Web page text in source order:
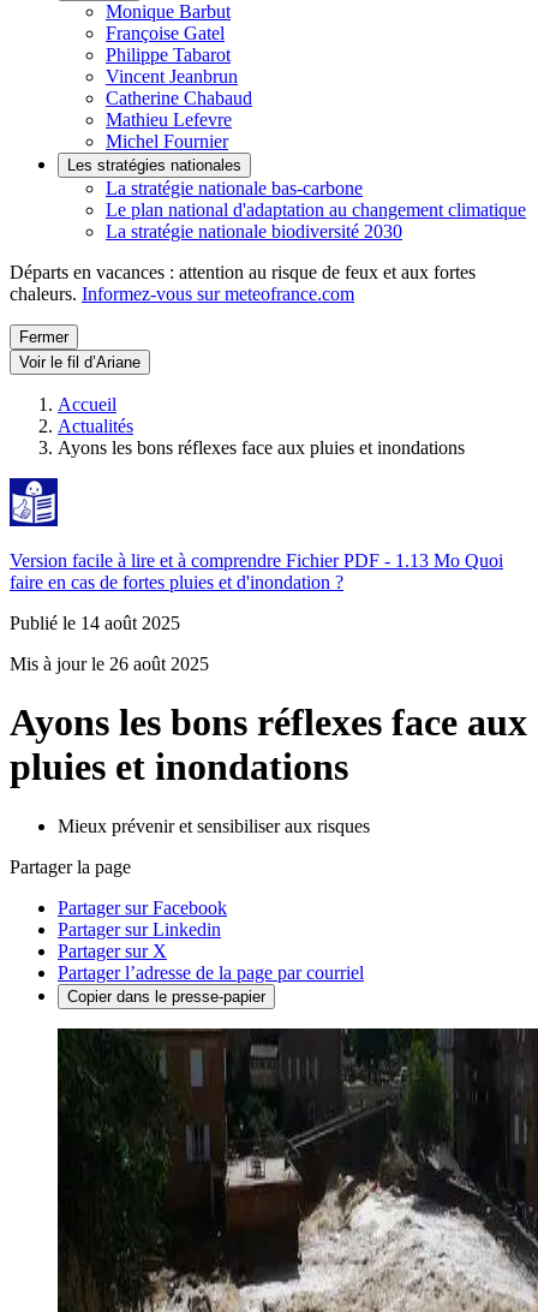
Monique Barbut
Françoise Gatel
Philippe Tabarot
Vincent Jeanbrun
Catherine Chabaud
Mathieu Lefevre
Michel Fournier
Les stratégies nationales
La stratégie nationale bas-carbone
Le plan national d'adaptation au changement climatique
La stratégie nationale biodiversité 2030
Départs en vacances : attention au risque de feux et aux fortes
chaleurs. Informez-vous sur meteofrance.com
Fermer
Voir le fil d’Ariane
Accueil
Actualités
Ayons les bons réflexes face aux pluies et inondations
Version facile à lire et à comprendre Fichier PDF - 1.13 Mo Quoi
faire en cas de fortes pluies et d'inondation ?
Publié le 14 août 2025
Mis à jour le 26 août 2025
Ayons les bons réflexes face aux
pluies et inondations
Mieux prévenir et sensibiliser aux risques
Partager la page
Partager sur Facebook
Partager sur Linkedin
Partager sur X
Partager l’adresse de la page par courriel
Copier dans le presse-papier